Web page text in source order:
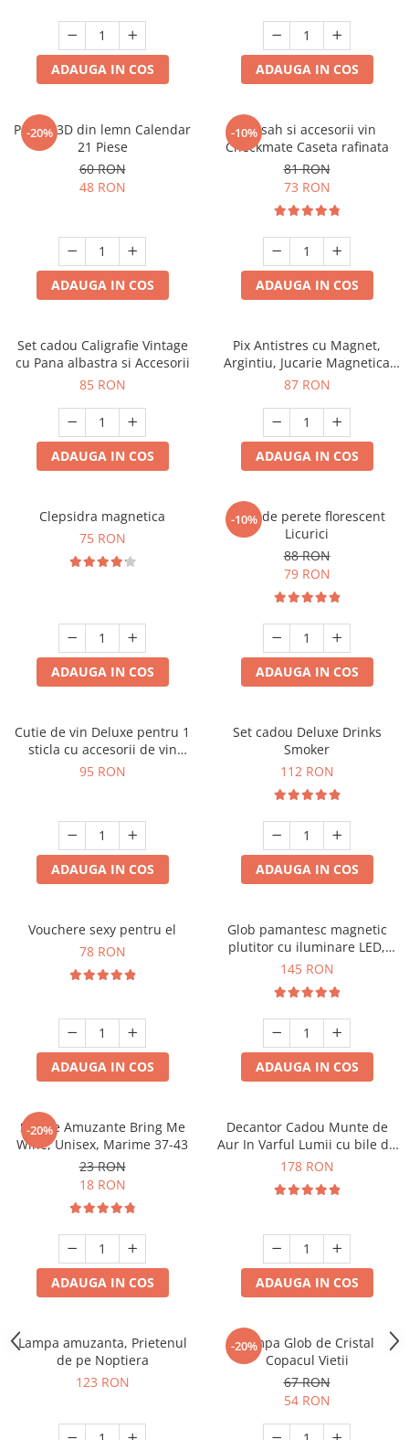
ADAUGA IN COS ADAUGA IN COS
-20%
Puzzle 3D din lemn Calendar
21 Piese
60 RON
48 RON
ADAUGA IN COS
-10%
Set sah si accesorii vin
Checkmate Caseta rafinata
81 RON
73 RON
ADAUGA IN COS
Set cadou Caligrafie Vintage
cu Pana albastra si Accesorii
85 RON
ADAUGA IN COS
Pix Antistres cu Magnet,
Argintiu, Jucarie Magnetica
pentru Birou
87 RON
ADAUGA IN COS
Clepsidra magnetica
75 RON
ADAUGA IN COS
-10%
Ceas de perete florescent
Licurici
88 RON
79 RON
ADAUGA IN COS
Cutie de vin Deluxe pentru 1
sticla cu accesorii de vin
incluse interior oranj
95 RON
ADAUGA IN COS
Set cadou Deluxe Drinks
Smoker
112 RON
ADAUGA IN COS
Vouchere sexy pentru el
78 RON
ADAUGA IN COS
Glob pamantesc magnetic
plutitor cu iluminare LED,
Forma C
145 RON
ADAUGA IN COS
-20%
Sosete Amuzante Bring Me
Wine, Unisex, Marime 37-43
23 RON
18 RON
ADAUGA IN COS
Decantor Cadou Munte de
Aur In Varful Lumii cu bile de
curatare
178 RON
ADAUGA IN COS
Lampa amuzanta, Prietenul
de pe Noptiera
123 RON
-20%
Lampa Glob de Cristal
Copacul Vietii
67 RON
54 RON